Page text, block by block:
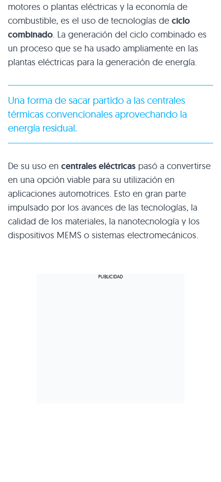
motores o plantas eléctricas y la economía de
combustible, es el uso de tecnologías de ciclo
combinado. La generación del ciclo combinado es
un proceso que se ha usado ampliamente en las
plantas eléctricas para la generación de energía.
Una forma de sacar partido a las centrales
térmicas convencionales aprovechando la
energía residual.
De su uso en centrales eléctricas pasó a convertirse
en una opción viable para su utilización en
aplicaciones automotrices. Esto en gran parte
impulsado por los avances de las tecnologías, la
calidad de los materiales, la nanotecnología y los
dispositivos MEMS o sistemas electromecánicos.